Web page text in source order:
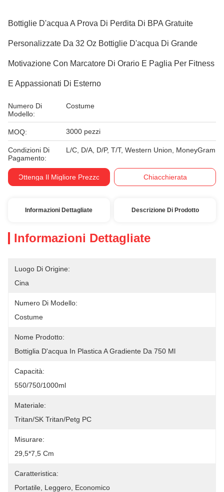
Bottiglie D'acqua A Prova Di Perdita Di BPA Gratuite
Personalizzate Da 32 Oz Bottiglie D'acqua Di Grande
Motivazione Con Marcatore Di Orario E Paglia Per Fitness
E Appassionati Di Esterno
Numero Di
Modello:
Costume
MOQ: 3000 pezzi
Condizioni Di
Pagamento:
L/C, D/A, D/P, T/T, Western Union, MoneyGram
Ottenga Il Migliore Prezzo Chiacchierata
Informazioni Dettagliate Descrizione Di Prodotto
Informazioni Dettagliate
Luogo Di Origine:
Cina
Numero Di Modello:
Costume
Nome Prodotto:
Bottiglia D'acqua In Plastica A Gradiente Da 750 Ml
Capacità:
550/750/1000ml
Materiale:
Tritan/SK Tritan/Petg PC
Misurare:
29,5*7,5 Cm
Caratteristica:
Portatile, Leggero, Economico